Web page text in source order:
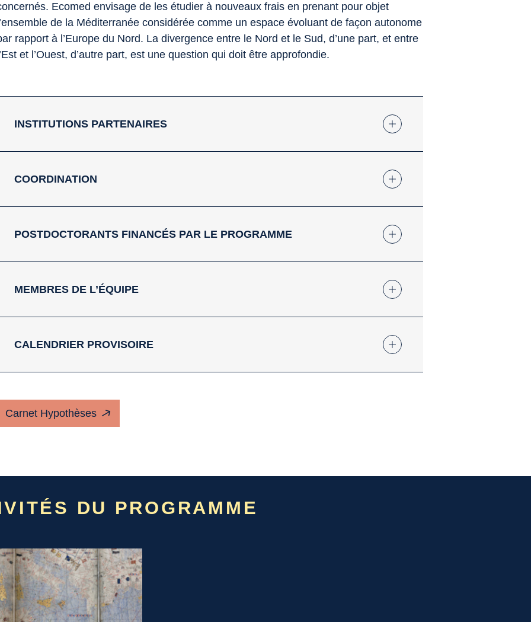
Ecomed envisage de les étudier à nouveaux frais en prenant pour objet
de la Méditerranée considérée comme un espace évoluant de façon autonome
rapport à l’Europe du Nord. La divergence entre le Nord et le Sud, d’une part, et entre
et l’Ouest, d’autre part, est une question qui doit être approfondie.
INSTITUTIONS PARTENAIRES
COORDINATION
POSTDOCTORANTS FINANCÉS PAR LE PROGRAMME
MEMBRES DE L’ÉQUIPE
CALENDRIER PROVISOIRE
Carnet Hypothèses
DU PROGRAMME